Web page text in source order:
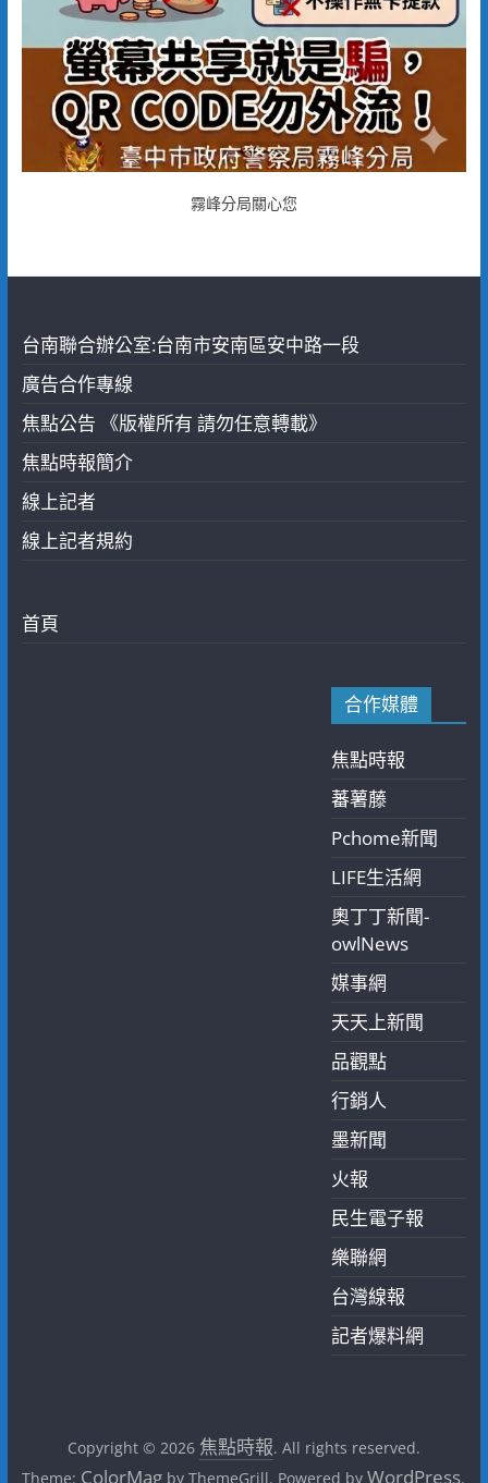
霧峰分局關心您
台南聯合辦公室:台南市安南區安中路一段
廣告合作專線
焦點公告 《版權所有 請勿任意轉載》
焦點時報簡介
線上記者
線上記者規約
首頁
合作媒體
焦點時報
蕃薯藤
Pchome新聞
LIFE生活網
奧丁丁新聞-
owlNews
媒事網
天天上新聞
品觀點
行銷人
墨新聞
火報
民生電子報
樂聯網
台灣線報
記者爆料網
Copyright © 2026 焦點時報. All rights reserved.
Theme: ColorMag by ThemeGrill. Powered byWordPress.